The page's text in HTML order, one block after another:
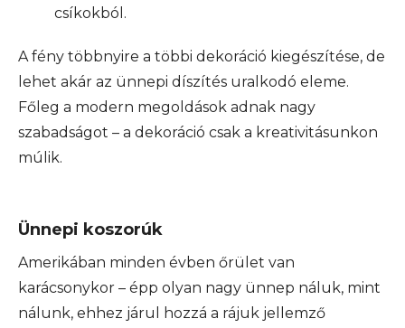
csíkokból.
A fény többnyire a többi dekoráció kiegészítése, de
lehet akár az ünnepi díszítés uralkodó eleme.
Főleg a modern megoldások adnak nagy
szabadságot – a dekoráció csak a kreativitásunkon
múlik.
Ünnepi koszorúk
Amerikában minden évben őrület van
karácsonykor – épp olyan nagy ünnep náluk, mint
nálunk, ehhez járul hozzá a rájuk jellemző